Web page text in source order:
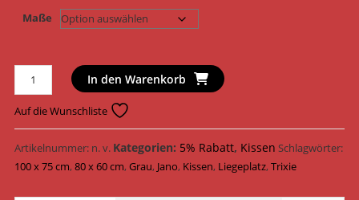
Maße
Trixie
Hundekissen
Kissen
Jano
38025
-
In den Warenkorb
Auf die Wunschliste
Artikelnummer: n. v. Kategorien: 5% Rabatt, Kissen Schlagwörter:
100 x 75 cm,80 x 60 cm,Grau, Jano, Kissen, Liegeplatz,Trixie